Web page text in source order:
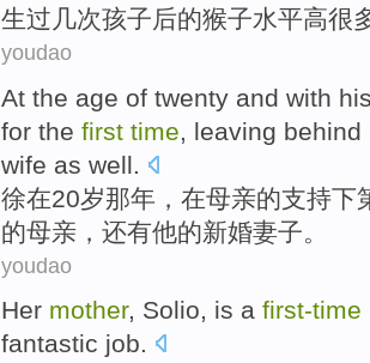
生过 几次孩子后的猴子水平高很
youdao
At the age of twenty and with
for the first time leaving behind
wife as well.
徐在20岁那年 ， 在母亲的支持下
的母亲，还有他的新婚妻子。
youdao
Her mother, Solio, is a first-time
fantastic job.